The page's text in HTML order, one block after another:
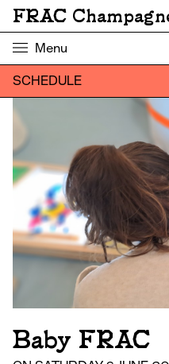
FRAC
Menu
SCHEDULE
Baby FRAC